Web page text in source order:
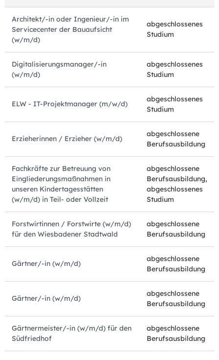
Architekt/-in oder Ingenieur/-in im
Servicecenter der Bauaufsicht
(w/m/d)
abgeschlossenes
Studium
Digitalisierungsmanager/-in
(w/m/d)
abgeschlossenes
Studium
ELW - IT-Projektmanager (m/w/d)
abgeschlossenes
Studium
Erzieherinnen / Erzieher (w/m/d)
abgeschlossene
Berufsausbildung
Fachkräfte zur Betreuung von
Eingliederungsmaßnahmen in
unseren Kindertagesstätten
(w/m/d) in Teil- oder Vollzeit
abgeschlossene
Berufsausbildung,
abgeschlossenes
Studium
Forstwirtinnen / Forstwirte (w/m/d)
für den Wiesbadener Stadtwald
abgeschlossene
Berufsausbildung
Gärtner/-in (w/m/d)
abgeschlossene
Berufsausbildung
Gärtner/-in (w/m/d)
abgeschlossene
Berufsausbildung
Gärtnermeister/-in (w/m/d) für den
Südfriedhof
abgeschlossene
Berufsausbildung